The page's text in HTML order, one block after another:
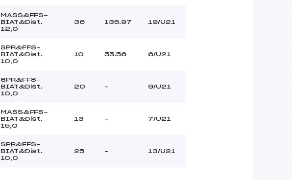
MASS&FFS-
BIAT&Dist.
12,0
36 135.97 19/U21
SPR&FFS-
BIAT&Dist.
10,0
10 55.56 6/U21
SPR&FFS-
BIAT&Dist.
10,0
20 – 9/U21
MASS&FFS-
BIAT&Dist.
15,0
13 – 7/U21
SPR&FFS-
BIAT&Dist.
10,0
25 – 13/U21